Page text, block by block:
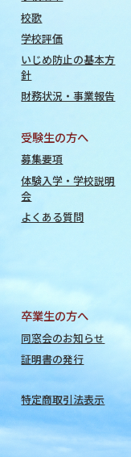
校歌
学校評価
いじめ防止の基本方
針
財務状況・事業報告
受験生の方へ
募集要項
体験入学・学校説明
会
よくある質問
卒業生の方へ
同窓会のお知らせ
証明書の発行
特定商取引法表示